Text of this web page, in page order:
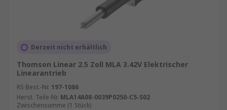
Derzeit nicht erhältlich
Thomson Linear 2.5 Zoll MLA 3.42V Elektrischer
Linearantrieb
RS Best.-Nr. 197-1086
Herst. Teile-Nr. MLA14A08-0039P0250-C5-S02
Zwischensumme (1 Stück)